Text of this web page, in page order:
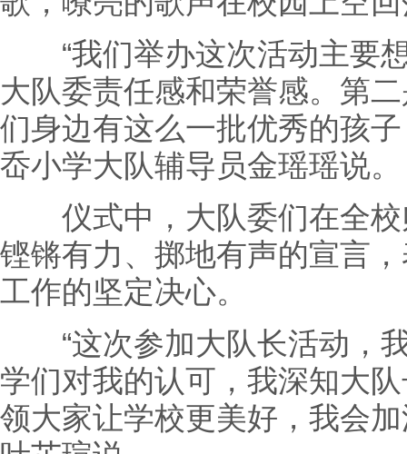
“我们举办这次活动主要
大队委责任感和荣誉感。第
们身边有这么一批优秀的孩
岙小学大队辅导员金瑶瑶说。
仪式中，大队委们在全校
铿锵有力、掷地有声的宣言
工作的坚定决心。
“这次参加大队长活动，
学们对我的认可，我深知大
领大家让学校更美好，我会